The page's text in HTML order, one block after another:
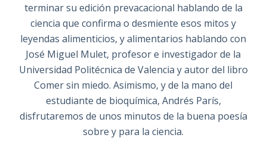
terminar su edición prevacacional hablando de la
ciencia que confirma o desmiente esos mitos y
leyendas alimenticios, y alimentarios hablando con
José Miguel Mulet, profesor e investigador de la
Universidad Politécnica de Valencia y autor del libro
Comer sin miedo. Asimismo, y de la mano del
estudiante de bioquímica, Andrés París,
disfrutaremos de unos minutos de la buena poesía
sobre y para la ciencia.